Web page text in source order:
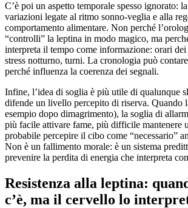
C’è poi un aspetto temporale spesso ignorato:
variazioni legate al ritmo sonno-veglia e alla
comportamento alimentare. Non perché
“controlli” la leptina in modo magico, ma
interpreta il tempo come informazione: orari dei
stress notturno, turni. La cronologia può
perché influenza la coerenza dei segnali.
Infine, l’idea di soglia è più utile di qualunque
difende un livello percepito di riserva. Quando
esempio dopo dimagrimento), la soglia di
più facile attivare fame, più difficile mantenere
probabile percepire il cibo come “necessario”
Non è un fallimento morale: è un sistema
prevenire la perdita di energia che interpreta
Resistenza alla leptina:
c’è, ma il cervello lo